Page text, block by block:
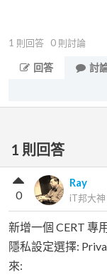
1 則回答 0 則討論
回答
討
1 則回答
Ray
iT邦大神
0
新增一個 CERT 專
隱私設定選擇:
來: